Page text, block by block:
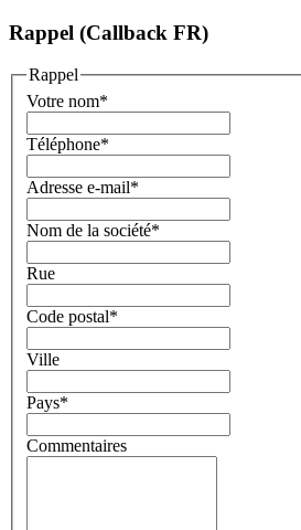
Rappel (Callback FR)
Rappel
Votre nom*
Téléphone*
Adresse e-mail*
Nom de la société*
Rue
Code postal*
Ville
Pays*
Commentaires